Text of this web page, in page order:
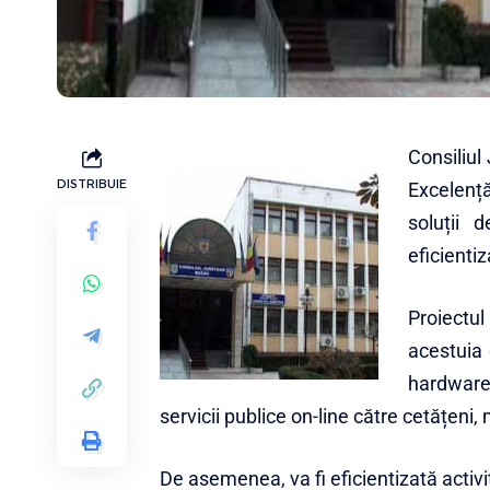
DISTRIBUIE
Consiliul
soluții
acestuia
servicii publice on-line către
De asemenea, va fi eficientizată